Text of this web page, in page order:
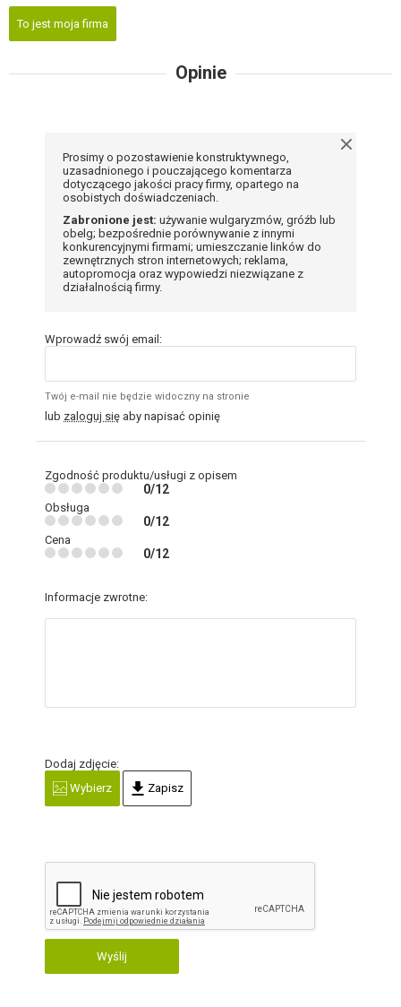
To jest moja firma
Opinie
Prosimy o pozostawienie konstruktywnego,
uzasadnionego i pouczającego komentarza
dotyczącego jakości pracy firmy, opartego na
osobistych doświadczeniach.
Zabronione jest: używanie wulgaryzmów, gróźb lub
obelg; bezpośrednie porównywanie z innymi
konkurencyjnymi firmami; umieszczanie linków do
zewnętrznych stron internetowych; reklama,
autopromocja oraz wypowiedzi niezwiązane z
działalnością firmy.
Wprowadź swój email:
Twój e-mail nie będzie widoczny na stronie
lub zaloguj się aby napisać opinię
Zgodność produktu/usługi z opisem
0/12
Obsługa
0/12
Cena
0/12
Informacje zwrotne:
Dodaj zdjęcie:
Wybierz
Zapisz
Wyślij